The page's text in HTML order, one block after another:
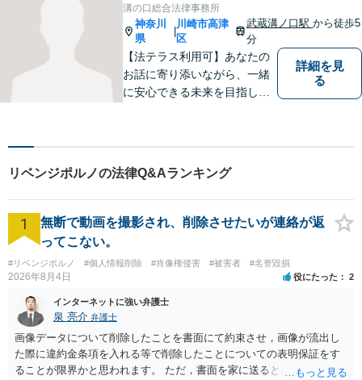
溝の口総合法律事務所
神奈川
県
川崎市高津
区
武蔵溝ノ口駅から徒歩5
分
【法テラス利用可】あなたの
お話に寄り添いながら、一緒
に安心できる未来を目指しま
に考えてサポートいたしま
のサポートの充実【武蔵溝ノ
口駅5分】【電話・メール・W
EB相談も対応】
詳細を見
る
リベンジポルノの法律Q&Aランキング
1
無断で動画を撮影され、削除させたいが連絡が返
ってこない。
#リベンジポルノ #個人情報削除 #肖像権侵害 #被害者 #名誉毀損
2026年8月4日 役にたった 2
インターネットに強い弁護士
泉 亮介 弁護士
画像データについて削除したことを書面にて約束させ，画像が流出し
た際に違約金条項を入れる等で削除したことについての表明保証をす
ることが限界かと思われます。 ただ，書面を家に送ると家族に不貞行